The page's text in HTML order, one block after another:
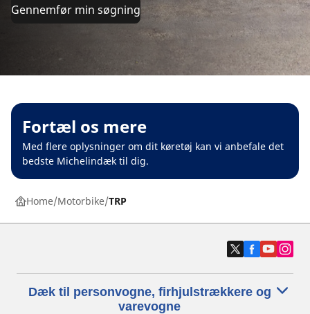
Gennemfør min søgning
Fortæl os mere
Med flere oplysninger om dit køretøj kan vi anbefale det
bedste Michelindæk til dig.
Home Motorbike TRP
Dæk til personvogne, firhjulstrækkere og
varevogne